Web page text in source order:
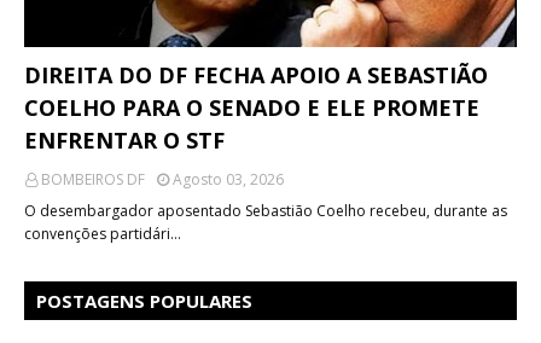
DIREITA DO DF FECHA APOIO A SEBASTIÃO
COELHO PARA O SENADO E ELE PROMETE
ENFRENTAR O STF
BOMBEIROS DF
Agosto 03, 2026
O desembargador aposentado Sebastião Coelho recebeu, durante as
convenções partidári…
POSTAGENS POPULARES